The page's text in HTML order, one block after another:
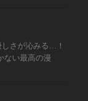
さが沁みる…！
ない最高の漫